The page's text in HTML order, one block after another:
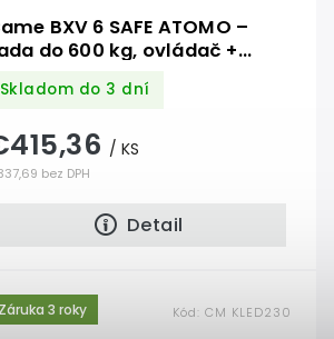
BXV 6 SAFE ATOMO –
do 600 kg, ovládač +
Skladom do 3 dní
bez DPH
/ KS
Detail
Záruka 3 roky Kód: CM KLED230